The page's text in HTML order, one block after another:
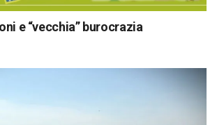
e “vecchia” burocrazia